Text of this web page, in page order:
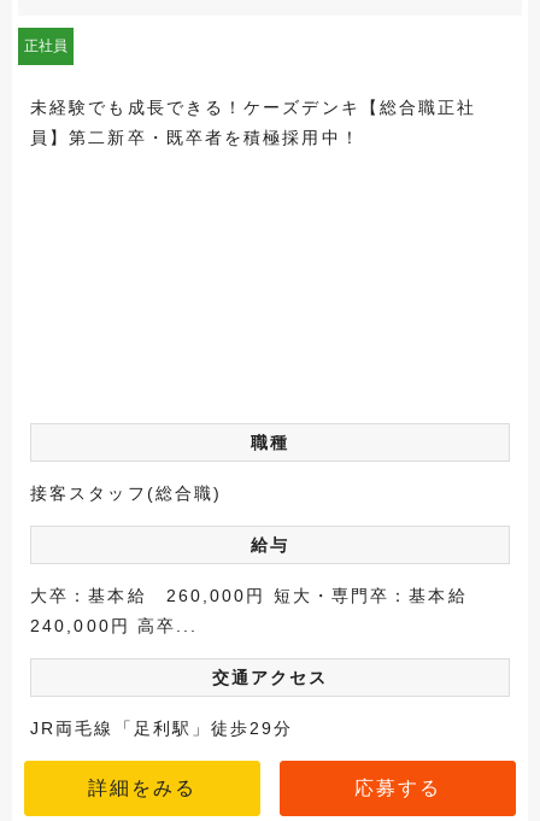
正社員
未経験でも成長できる！ケーズデンキ【総合職正社
員】第二新卒・既卒者を積極採用中！
職種
接客スタッフ(総合職)
給与
大卒：基本給 260,000円 短大・専門卒：基本給
240,000円 高卒...
交通アクセス
JR両毛線「足利駅」徒歩29分
詳細をみる 応募する